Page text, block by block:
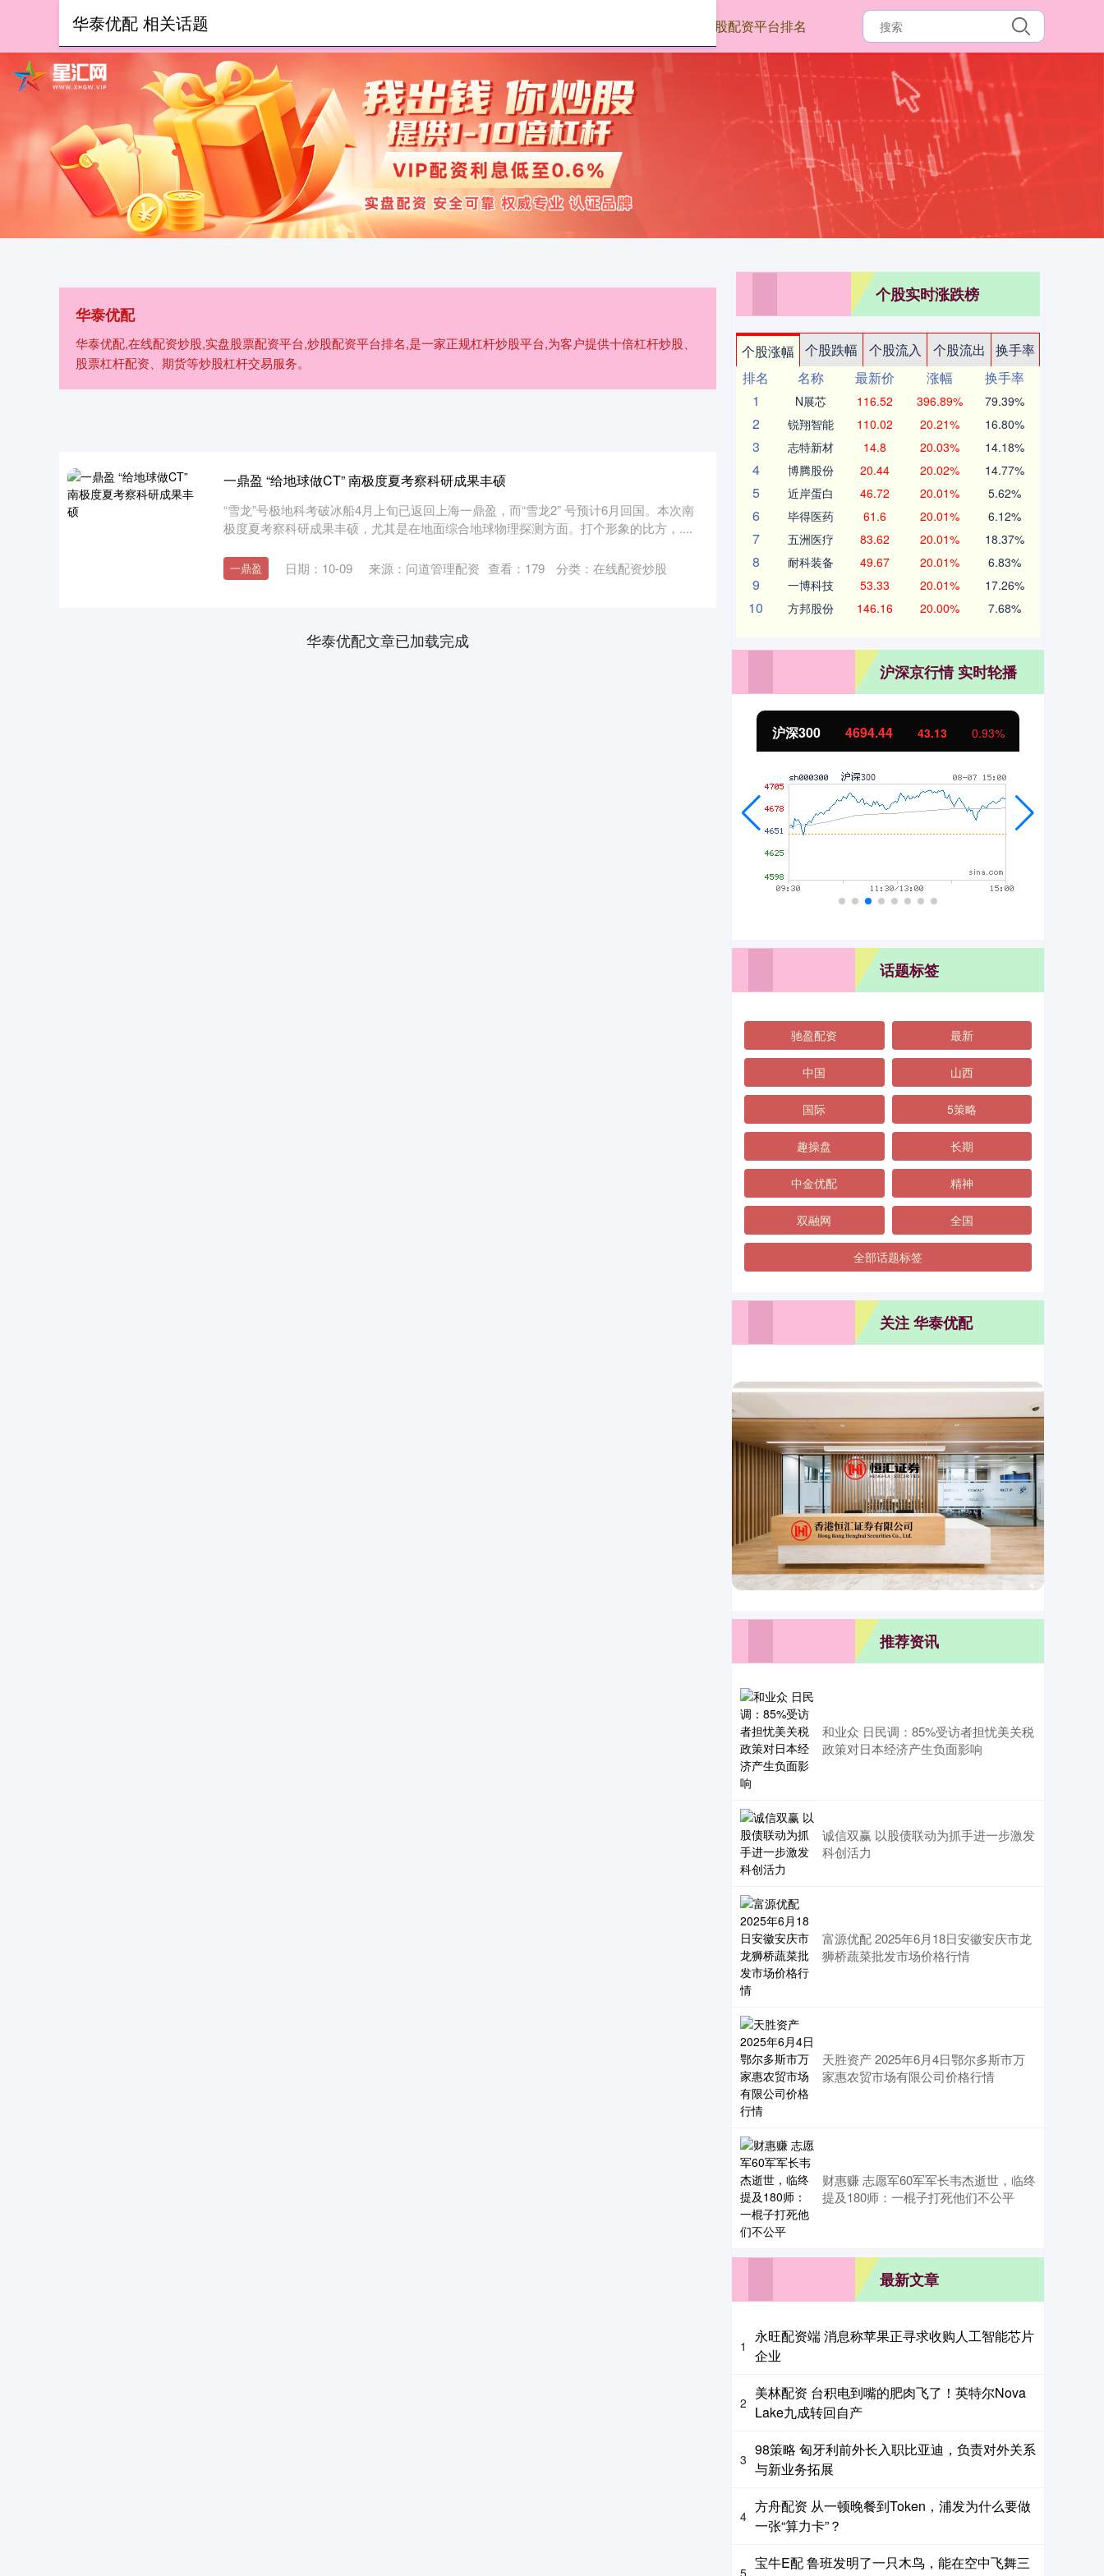
炒股配资平台排名
华泰优配
华泰优配,在线配资炒股,实盘股票配资平台,炒股配资平台排名,是一家正规杠杆炒股平台,为客户提供十倍杠杆炒股、
股票杠杆配资、期货等炒股杠杆交易服务。
华泰优配 相关话题
一鼎盈 “给地球做CT” 南极度夏考察科研成果丰硕
“雪龙”号极地科考破冰船4月上旬已返回上海一鼎盈，而“雪龙2” 号预计6月回国。本次南
极度夏考察科研成果丰硕，尤其是在地面综合地球物理探测方面。打个形象的比方，....
一鼎盈 日期：10-09 来源：问道管理配资 查看： 179 分类： 在线配资炒股
华泰优配文章已加载完成
个股实时涨跌榜
个股涨幅 个股跌幅 个股流入 个股流出
换手率
排名
名称 最新价 涨幅
换手率
1
N展芯 116.52 396.89% 79.39%
2 锐翔智能 110.02 20.21% 16.80%
3 志特新材 14.8 20.03% 14.18%
4 博腾股份 20.44 20.02% 14.77%
5 近岸蛋白 46.72 20.01% 5.62%
6 毕得医药 61.6 20.01% 6.12%
7 五洲医疗 83.62 20.01% 18.37%
8 耐科装备 49.67 20.01% 6.83%
9 一博科技 53.33 20.01% 17.26%
10 方邦股份 146.16 20.00% 7.68%
沪深京行情 实时轮播
北证50 1134.24 11.37
话题标签
驰盈配资 最新
中国 山西
国际 5策略
趣操盘 长期
中金优配 精神
双融网 全国
全部话题标签
关注 华泰优配
推荐资讯
和业众 日民调：85%受访者担忧美关税
政策对日本经济产生负面影响
诚信双赢 以股债联动为抓手进一步激发
科创活力
富源优配 2025年6月18日安徽安庆市龙
狮桥蔬菜批发市场价格行情
天胜资产 2025年6月4日鄂尔多斯市万
家惠农贸市场有限公司价格行情
财惠赚 志愿军60军军长韦杰逝世，临终
提及180师：一棍子打死他们不公平
最新文章
1
永旺配资端 消息称苹果正寻求收购人工智能芯片
企业
2
美林配资 台积电到嘴的肥肉飞了！英特尔Nova
Lake九成转回自产
3
98策略 匈牙利前外长入职比亚迪，负责对外关系
与新业务拓展
4
方舟配资 从一顿晚餐到Token，浦发为什么要做
一张“算力卡”？
宝牛E配 鲁班发明了一只木鸟，能在空中飞舞三